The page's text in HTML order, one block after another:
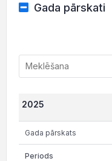
Gada pārskati
2025
Gada pārskats